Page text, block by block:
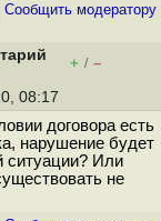
Cообщить модератору
+ / –
08:17
договора есть
нарушение будет
ситуации? Или
не